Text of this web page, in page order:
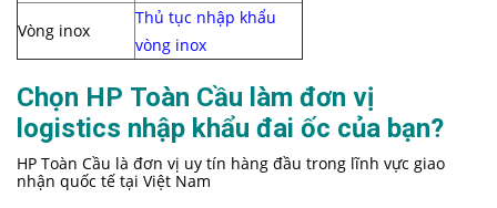
Vòng inox
Thủ tục nhập khẩu
vòng inox
Chọn HP Toàn Cầu làm đơn vị
logistics nhập khẩu đai ốc của bạn?
HP Toàn Cầu là đơn vị uy tín hàng đầu trong lĩnh vực giao
nhận quốc tế tại Việt Nam